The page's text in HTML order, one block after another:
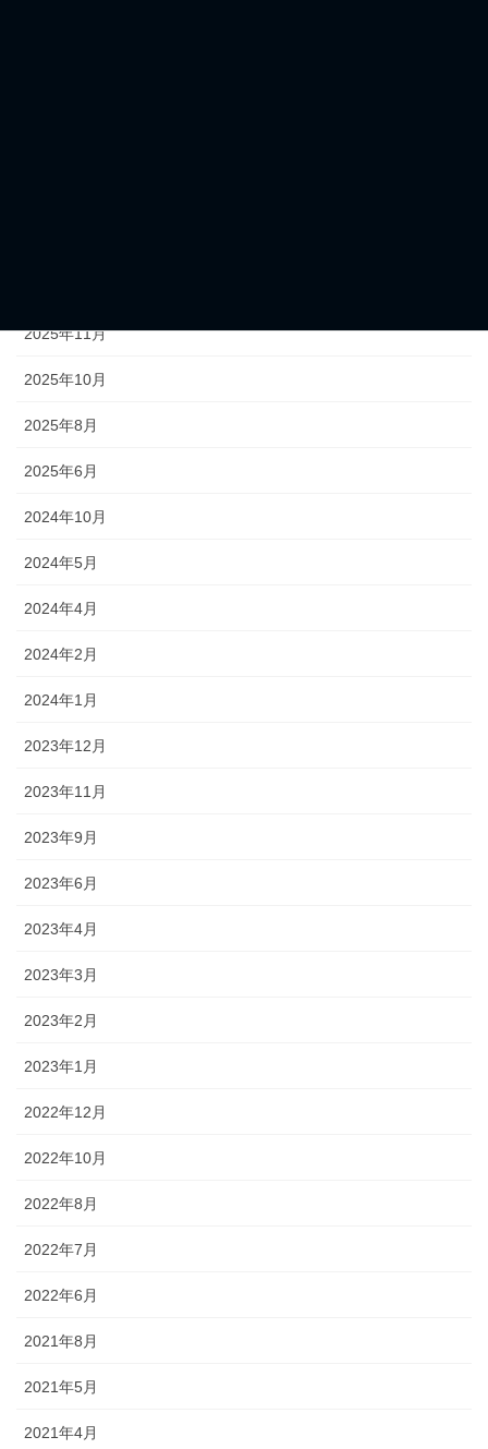
2025年11月
2025年10月
2025年8月
2025年6月
2024年10月
2024年5月
2024年4月
2024年2月
2024年1月
2023年12月
2023年11月
2023年9月
2023年6月
2023年4月
2023年3月
2023年2月
2023年1月
2022年12月
2022年10月
2022年8月
2022年7月
2022年6月
2021年8月
2021年5月
2021年4月